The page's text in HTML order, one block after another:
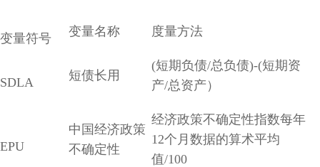
变量符号 变量名称 度量方法
SDLA 短债长用
(短期负债/总负债)-(短期资
产/总资产）
EPU
中国经济政策
不确定性
经济政策不确定性指数每年
12个月数据的算术平均
值/100